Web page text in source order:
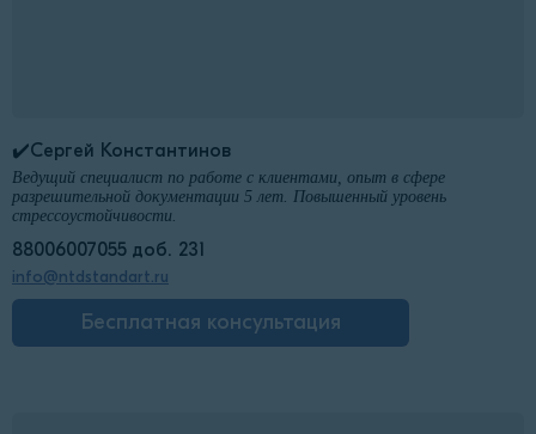
✔️Сергей Константинов
Ведущий специалист по работе с клиентами, опыт в сфере
разрешительной документации 5 лет. Повышенный уровень
стрессоустойчивости.
88006007055 доб. 231
info@ntdstandart.ru
Бесплатная консультация